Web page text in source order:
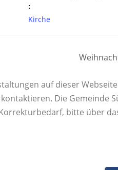
:
Kirche
auf dieser
Die Gemeinde
bitte über